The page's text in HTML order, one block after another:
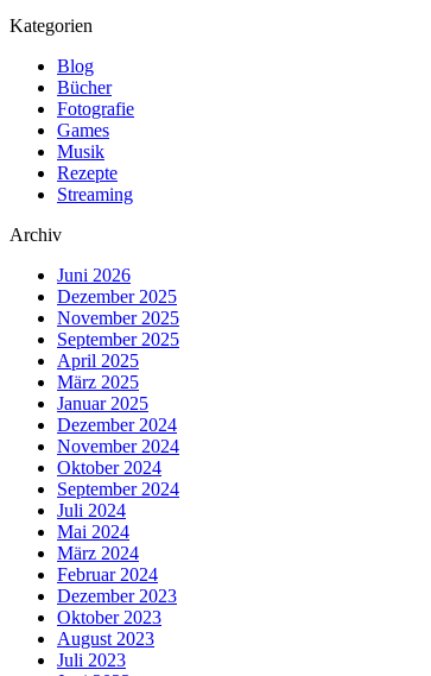
Kategorien
Blog
Bücher
Fotografie
Games
Musik
Rezepte
Streaming
Archiv
Juni 2026
Dezember 2025
November 2025
September 2025
April 2025
März 2025
Januar 2025
Dezember 2024
November 2024
Oktober 2024
September 2024
Juli 2024
Mai 2024
März 2024
Februar 2024
Dezember 2023
Oktober 2023
August 2023
Juli 2023